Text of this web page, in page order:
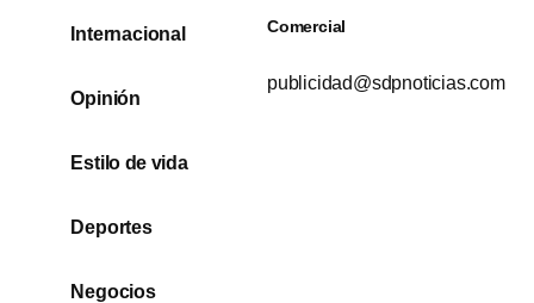
Internacional
Opinión
Estilo de vida
Deportes
Negocios
Comercial
publicidad@sdpnoticias.com